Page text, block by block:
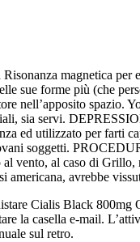
magnetica per
sue forme più (che
nell’apposito spazio.
sia servi.
ed utilizzato per farti
soggetti.
vento, al caso di
avrebbe
Cialis Black 800mg
la casella e-mail.
sul retro.